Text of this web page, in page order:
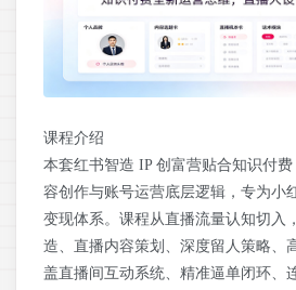
课程介绍
本套红书智造 IP 创富营贴合知识付
容创作与账号运营底层逻辑，专为小
变现体系。课程从直播流量认知切入
造、直播内容策划、深度留人策略、
盖直播间互动系统、精准逼单闭环、